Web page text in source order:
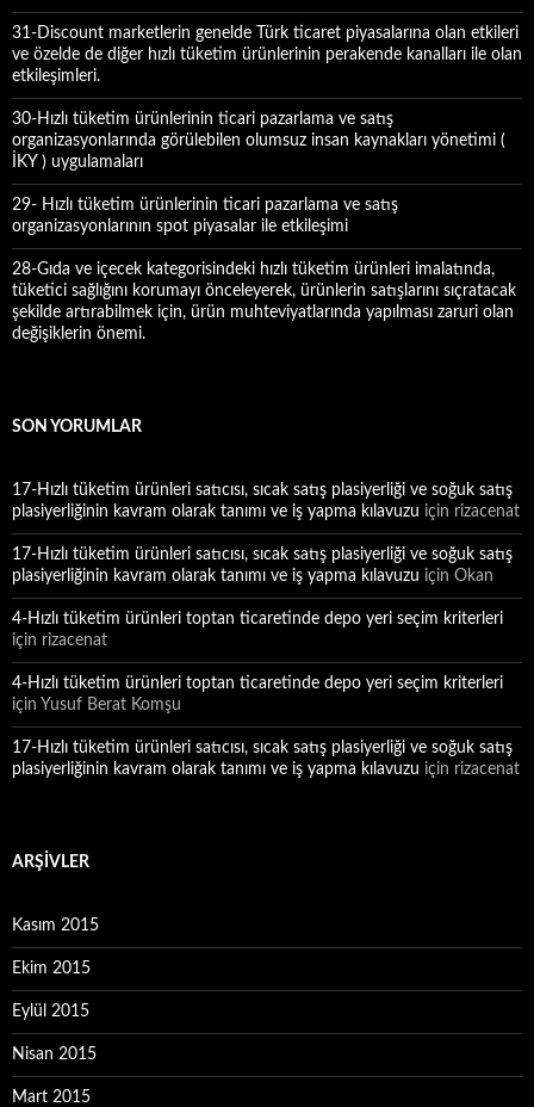
31-Discount marketlerin genelde Türk ticaret piyasalarına olan etkileri
ve özelde de diğer hızlı tüketim ürünlerinin perakende kanalları ile olan
etkileşimleri.
30-Hızlı tüketim ürünlerinin ticari pazarlama ve satış
organizasyonlarında görülebilen olumsuz insan kaynakları yönetimi (
İKY ) uygulamaları
29- Hızlı tüketim ürünlerinin ticari pazarlama ve satış
organizasyonlarının spot piyasalar ile etkileşimi
28-Gıda ve içecek kategorisindeki hızlı tüketim ürünleri imalatında,
tüketici sağlığını korumayı önceleyerek, ürünlerin satışlarını sıçratacak
şekilde artırabilmek için, ürün muhteviyatlarında yapılması zaruri olan
değişiklerin önemi.
SON YORUMLAR
17-Hızlı tüketim ürünleri satıcısı, sıcak satış plasiyerliği ve soğuk satış
plasiyerliğinin kavram olarak tanımı ve iş yapma kılavuzu için rizacenat
17-Hızlı tüketim ürünleri satıcısı, sıcak satış plasiyerliği ve soğuk satış
plasiyerliğinin kavram olarak tanımı ve iş yapma kılavuzu için Okan
4-Hızlı tüketim ürünleri toptan ticaretinde depo yeri seçim kriterleri
için rizacenat
4-Hızlı tüketim ürünleri toptan ticaretinde depo yeri seçim kriterleri
için Yusuf Berat Komşu
17-Hızlı tüketim ürünleri satıcısı, sıcak satış plasiyerliği ve soğuk satış
plasiyerliğinin kavram olarak tanımı ve iş yapma kılavuzu için rizacenat
ARŞIVLER
Kasım 2015
Ekim 2015
Eylül 2015
Nisan 2015
Mart 2015